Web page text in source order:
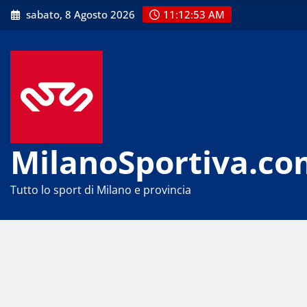
Skip
to
sabato, 8 Agosto 2026 11:12:53 AM
Tutto lo sport di Milano e provincia